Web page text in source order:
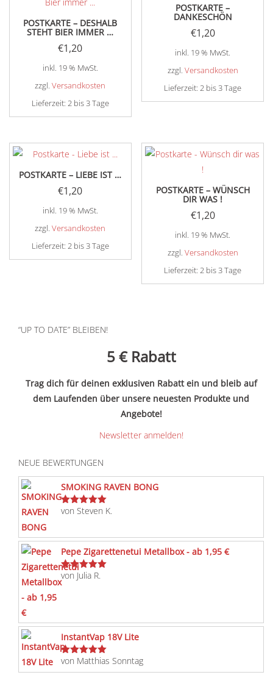
POSTKARTE – DESHALB
STEHT BIER IMMER …
€1,20
inkl. 19 % MwSt.
zzgl.Versandkosten
Lieferzeit: 2 bis 3 Tage
POSTKARTE –
DANKESCHÖN
€1,20
inkl. 19 % MwSt.
zzgl. Versandkosten
Lieferzeit:2 bis 3 Tage
POSTKARTE – LIEBE IST …
€1,20
inkl. 19 % MwSt.
zzgl.Versandkosten
Lieferzeit: 2 bis 3 Tage
POSTKARTE – WÜNSCH
DIR WAS !
€1,20
inkl. 19 % MwSt.
zzgl. Versandkosten
Lieferzeit:2 bis 3 Tage
“UP TO DATE” BLEIBEN!
5 € Rabatt
Trag dich für deinen exklusiven Rabatt ein und bleib auf
dem Laufenden über unsere neuesten Produkte und
Angebote!
Newsletter anmelden!
NEUE BEWERTUNGEN
SMOKING RAVEN BONG
Bewertet
von Steven K.
Pepe Zigarettenetui Metallbox - ab 1,95 €
Bewertet
mit
von Julia R.
InstantVap 18V Lite
Bewertet
mit5von 5
von Matthias Sonntag